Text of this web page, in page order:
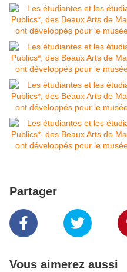
Partager
Vous aimerez aussi